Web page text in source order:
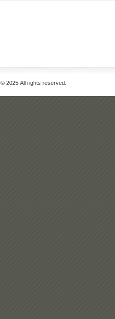
. © 2025 All rights reserved.